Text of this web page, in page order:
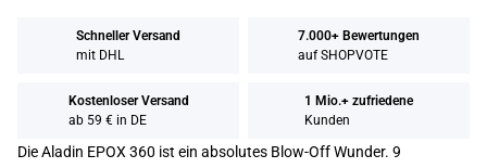
Schneller Versand
mit DHL
7.000+ Bewertungen
auf SHOPVOTE
Kostenloser Versand
ab 59 € in DE
1 Mio.+ zufriedene
Kunden
Die Aladin EPOX 360 ist ein absolutes Blow-Off Wunder. 9